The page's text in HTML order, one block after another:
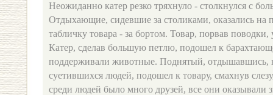
Неожиданно катер резко тряхнуло - столкнулся с
Отдыхающие, сидевшие за столиками, оказались на
табличку товара - за бортом. Товар, порвав
Катер, сделав большую петлю, подошел к
поддерживали животные. Поднятый, отдышавшись,
суетившихся людей, подошел к товару, смахнув
среди людей было много друзей, все они оказывали